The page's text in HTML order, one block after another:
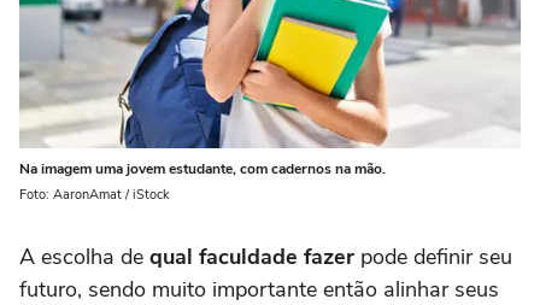
Na imagem uma jovem estudante, com cadernos na mão.
Foto: AaronAmat / iStock
A escolha de qual faculdade fazer pode definir seu
futuro, sendo muito importante então alinhar seus